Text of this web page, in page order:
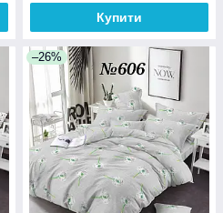
Купити
–26%